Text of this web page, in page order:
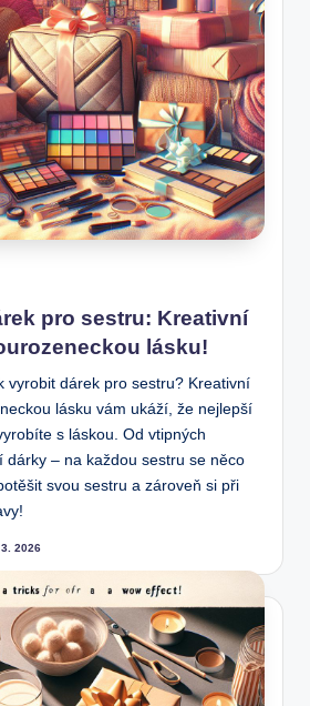
pro sestru: Kreativní
lásku!
vyrobit dárek pro sestru? Kreativní
lásku vám ukáží, že nejlepší
s láskou. Od vtipných
dárky – na každou sestru se něco
svou sestru a zároveň si při
2026